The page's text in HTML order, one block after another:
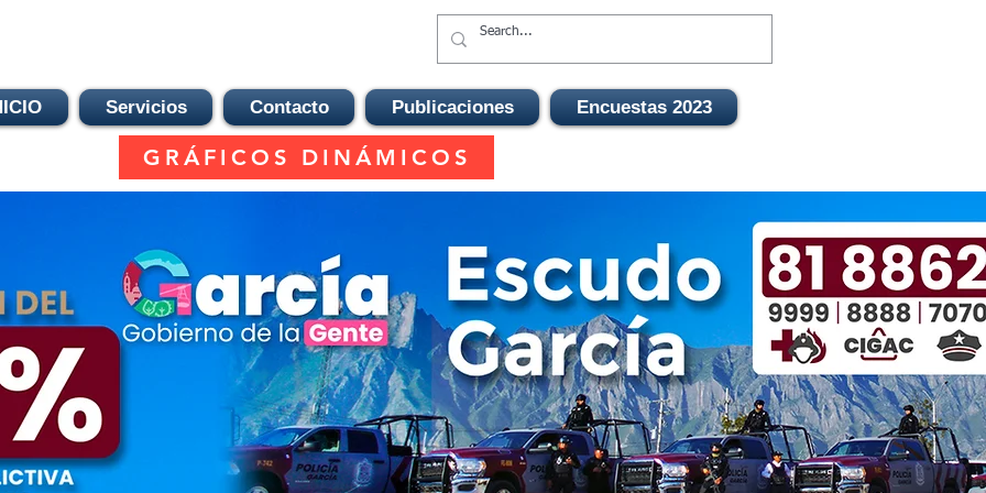
Servicios Contacto Publicaciones Encuestas 2023
GRÁFICOS DINÁMICOS